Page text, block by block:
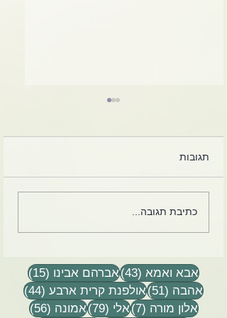
לקט מכתבים, הקלטות
תגובות
כתיבת תגובה...
אבא ואמא (43) 43 פוסטים
אברהם אבינו (15)
15 פוסטים
אהבה (51) 51 פוסטים
אולפנת קרית ארבע (44)
44 פוסטים
אלון מורה (7) 7 פוסטיםאלי (79) 79 פוסטים
אמונה (56)
56 פוסטים